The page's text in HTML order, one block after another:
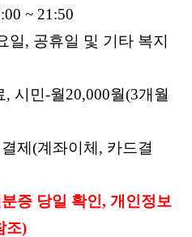
~ 21:50
일, 공휴일 및 기타 복지
,시민-월20,000월(3개월
제(계좌이체 , 카드결
증 당일 확인,개인정보
조)